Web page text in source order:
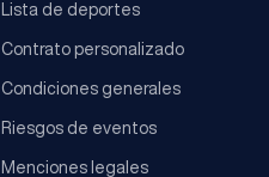
Lista de deportes
Contrato personalizado
Condiciones generales
Riesgos de eventos
Menciones legales